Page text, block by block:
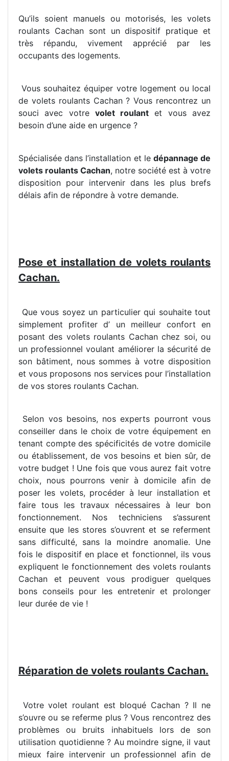
Qu’ils soient manuels ou motorisés, les volets
roulants Cachan sont un dispositif pratique et
très répandu, vivement apprécié par les
occupants des logements.
Vous souhaitez équiper votre logement ou local
de volets roulants Cachan ? Vous rencontrez un
souci avec votre volet roulant et vous avez
besoin d’une aide en urgence ?
Spécialisée dans l’installation et le dépannage de
volets roulants Cachan, notre société est à votre
disposition pour intervenir dans les plus brefs
délais afin de répondre à votre demande.
Pose et installation de volets roulants
Cachan.
Que vous soyez un particulier qui souhaite tout
simplement profiter d’ un meilleur confort en
posant des volets roulants Cachan chez soi, ou
un professionnel voulant améliorer la sécurité de
son bâtiment, nous sommes à votre disposition
et vous proposons nos services pour l’installation
de vos stores roulants Cachan.
Selon vos besoins, nos experts pourront vous
conseiller dans le choix de votre équipement en
tenant compte des spécificités de votre domicile
ou établissement, de vos besoins et bien sûr, de
votre budget ! Une fois que vous aurez fait votre
choix, nous pourrons venir à domicile afin de
poser les volets, procéder à leur installation et
faire tous les travaux nécessaires à leur bon
fonctionnement. Nos techniciens s’assurent
ensuite que les stores s’ouvrent et se referment
sans difficulté, sans la moindre anomalie. Une
fois le dispositif en place et fonctionnel, ils vous
expliquent le fonctionnement des volets roulants
Cachan et peuvent vous prodiguer quelques
bons conseils pour les entretenir et prolonger
leur durée de vie !
Réparation de volets roulants Cachan.
Votre volet roulant est bloqué Cachan ? Il ne
s’ouvre ou se referme plus ? Vous rencontrez des
problèmes ou bruits inhabituels lors de son
utilisation quotidienne ? Au moindre signe, il vaut
mieux faire intervenir un professionnel afin de